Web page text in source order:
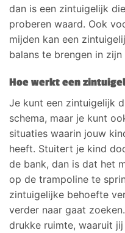
dan is een zintuigelijk
proberen waard. Ook
mijden kan een
balans te brengen in
Hoe werkt een
Je kunt een zintuigelijk
schema, maar je kunt
situaties waarin jouw
heeft. Stuitert je kind
de bank, dan is dat het
op de trampoline te
zintuigelijke behoefte
verder naar gaat
drukke ruimte, waaruit